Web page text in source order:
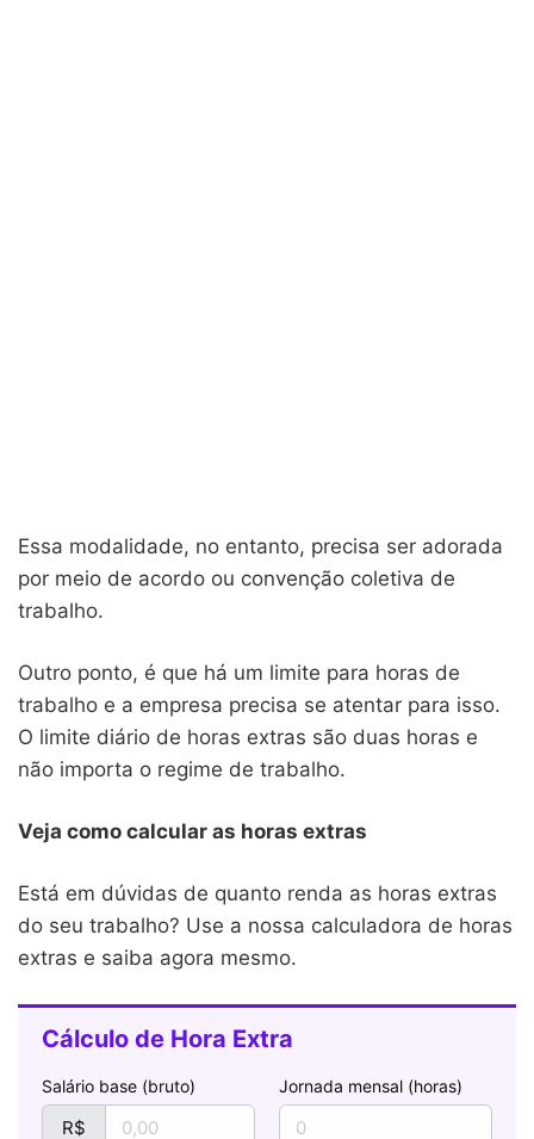
Essa modalidade, no entanto, precisa ser adorada
por meio de acordo ou convenção coletiva de
trabalho.
Outro ponto, é que há um limite para horas de
trabalho e a empresa precisa se atentar para isso.
O limite diário de horas extras são duas horas e
não importa o regime de trabalho.
Veja como calcular as horas extras
Está em dúvidas de quanto renda as horas extras
do seu trabalho? Use a nossa calculadora de horas
extras e saiba agora mesmo.